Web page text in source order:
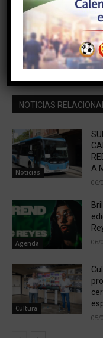
TRABAJOS DE
RENOVACIÓN DEL
ALUMBRADO PÚBLICO
PARQUE EMPRESARIAL
“CASA GRANDE”
NOTICIAS
Noticias
A
06/
Agenda 06/
Cultura
05/